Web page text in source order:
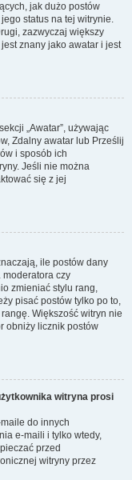
jak dużo postów
status na tej witrynie.
zazwyczaj większy
znany jako awatar i jest
„Awatar”, używając
Zdalny awatar lub Prześlij
i sposób ich
Jeśli nie można
się z jej
ile postów dany
moderatora czy
zmieniać stylu rang,
pisać postów tylko po to,
Większość witryn nie
obniży licznik postów
witryna prosi
do innych
e-maili i tylko wtedy,
przed
witryny przez